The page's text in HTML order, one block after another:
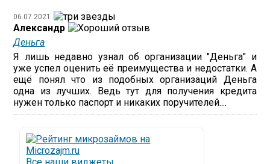
06.07.2021
Александр
Деньга
Я лишь недавно узнал об организации "Деньга" и
уже успел оценить её преимущества и недостатки. А
ещё понял что из подобных организаций Деньга
одна из лучших. Ведь тут для получения кредита
нужен только паспорт и никаких поручителей....